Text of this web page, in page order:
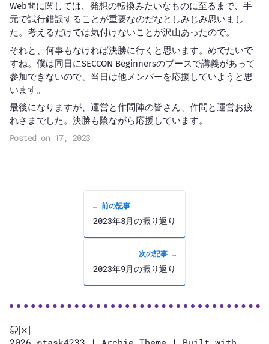
Web問に関しては、発想の転換みたいなものに至るまで、手
元で試行錯誤することが重要なのだなとしみじみ思いまし
た。考えるだけでは気付けないことが沢山あったので。
それと、何事もなければ決勝に行くと思います。めでたいで
すね。僕は同日にSECCON Beginnersのブースで講義があって
参加できないので、当日は他メンバーを応援していようと思
います。
最後になりますが、運営と作問陣の皆さん、作問と運営お疲
れさまでした。決勝も陰ながら応援しています。
Posted on 17, 2023
← 前の記事
2023年8月の振り返り
次の記事 →
2023年9月の振り返り